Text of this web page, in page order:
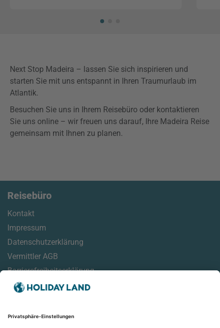
Next Stop Madeira – lassen Sie sich inspirieren und
starten Sie mit uns entspannt in Ihren Traumurlaub im
Atlantik.
Besuchen Sie uns in Ihrem Reisebüro oder kontaktieren
Sie uns online – wir freuen uns darauf, Ihre Madeira Reise
gemeinsam mit Ihnen zu planen.
Reisebüro
Kontakt
Impressum
Datenschutzerklärung
Vermittler AGB
Barrierefreiheitserklärung
Reisemonitor